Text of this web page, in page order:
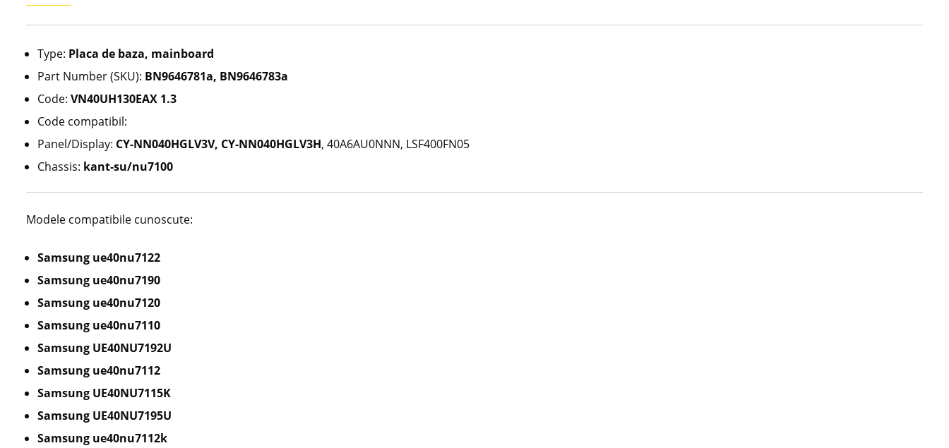
Type: Placa de baza, mainboard
Part Number (SKU): BN9646781a, BN9646783a
Code: VN40UH130EAX 1.3
Code compatibil:
Panel/Display: CY-NN040HGLV3V, CY-NN040HGLV3H, 40A6AU0NNN, LSF400FN05
Chassis: kant-su/nu7100
Modele compatibile cunoscute:
Samsung ue40nu7122
Samsung ue40nu7190
Samsung ue40nu7120
Samsung ue40nu7110
Samsung UE40NU7192U
Samsung ue40nu7112
Samsung UE40NU7115K
Samsung UE40NU7195U
Samsung ue40nu7112k